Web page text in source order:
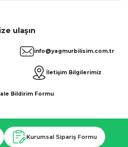
ulaşın
info@yagmurbilisim.com.tr
İletişim Bilgilerimiz
Bildirim Formu
Kurumsal Sipariş Formu